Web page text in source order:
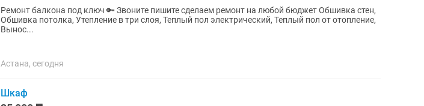
Ремонт балкона под ключ 🔑 Звоните пишите сделаем ремонт на любой бюджет Обшивка стен,
Обшивка потолка, Утепление в три слоя, Теплый пол электрический, Теплый пол от отопление,
Вынос...
Астана, сегодня
Шкаф